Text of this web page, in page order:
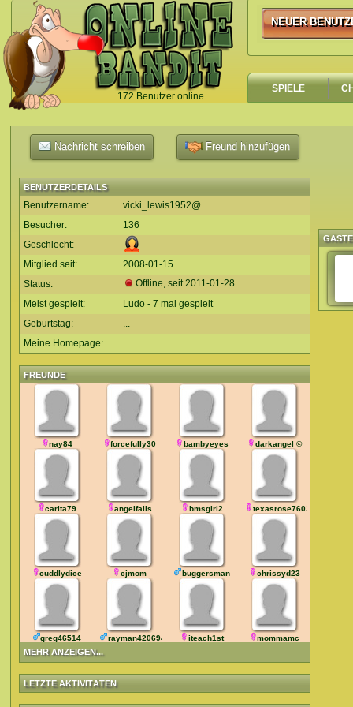
172 Benutzer online
`
NEUER
NEUER
SPIELE
Nachricht schreiben Freund hinzufügen
BENUTZERDETAILS
Benutzername:
vicki_lewis1952@
Besucher:
136
Geschlecht:
Mitglied seit:
2008-01-15
Status:
Offline, seit2011-01-28
Meist gespielt:
Ludo - 7 mal gespielt
Geburtstag:
...
Meine Homepage:
FREUNDE
MEHR ANZEIGEN...
nay84 forcefully30 bambyeyes darkangel ©
carita79 angelfalls bmsgirl2 texasrose76028
cuddlydice cjmom buggersman chrissyd23
greg46514 rayman42069420 iteach1st mommamc
LETZTE AKTIVITÄTEN